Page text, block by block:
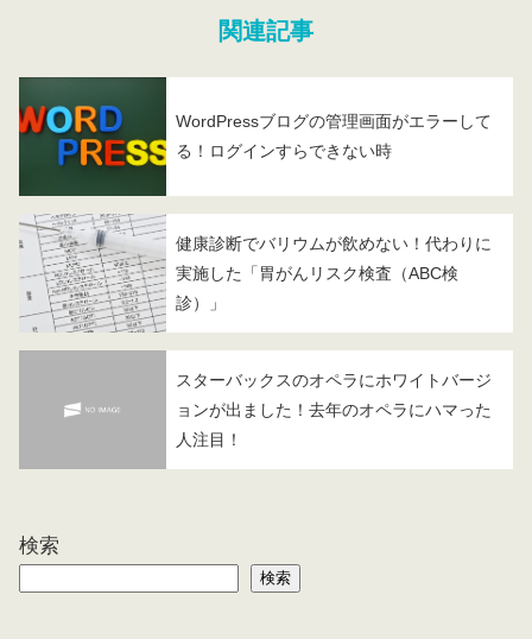
関連記事
WordPressブログの管理画面がエラーして
る！ログインすらできない時
健康診断でバリウムが飲めない！代わりに
実施した「胃がんリスク検査（ABC検
診）」
スターバックスのオペラにホワイトバージ
ョンが出ました！去年のオペラにハマった
人注目！
検索
検索